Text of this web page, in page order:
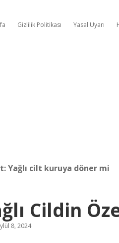
Gizlilik Politikası Yasal Uyarı
Yağlı cilt kuruya döner mi
Cildin
8, 2024